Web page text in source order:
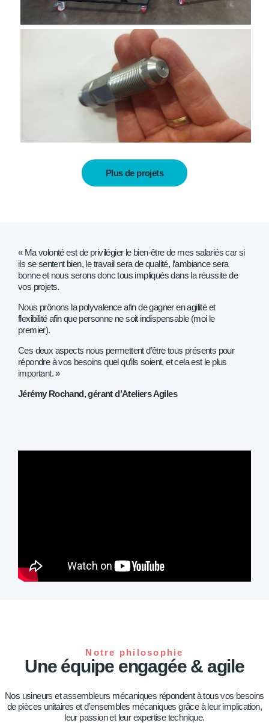
Plus de projets
« Ma volonté est de privilégier le bien-être de mes salariés car si
ils se sentent bien, le travail sera de qualité, l’ambiance sera
bonne et nous serons donc tous impliqués dans la réussite de
vos projets.
Nous prônons la polyvalence afin de gagner en agilité et
flexibilité afin que personne ne soit indispensable (moi le
premier).
Ces deux aspects nous permettent d’être tous présents pour
répondre à vos besoins quel qu’ils soient, et cela est le plus
important. »
Jérémy Rochand, gérant d’Ateliers Agiles
Notre philosophie
Une équipe engagée & agile
Nos usineurs et assembleurs mécaniques répondent à tous vos besoins
de pièces unitaires et d’ensembles mécaniques grâce à leur implication,
leur passion et leur expertise technique.